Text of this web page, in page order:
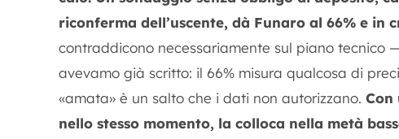
riconferma dell’uscente, dà Funaro al 66% e in
contraddicono necessariamente sul piano tecnico
avevamo già scritto: il 66% misura qualcosa di
«amata» è un salto che i dati non autorizzano. Con
nello stesso momento, la colloca nella metà